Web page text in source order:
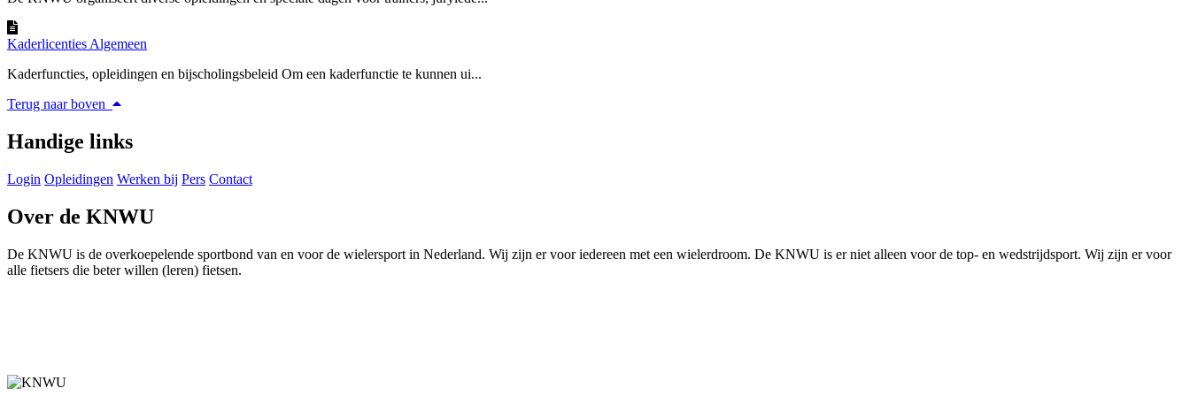
Kaderlicenties Algemeen
Kaderfuncties, opleidingen en bijscholingsbeleid Om een kaderfunctie te kunnen ui...
Terug naar boven
Handige links
Login Opleidingen Werken bij Pers Contact
Over de KNWU
De KNWU is de overkoepelende sportbond van en voor de wielersport in Nederland. Wij zijn er voor iedereen met een wielerdroom. De KNWU is er niet alleen voor de top- en wedstrijdsport. Wij zijn er voor
alle fietsers die beter willen (leren) fietsen.